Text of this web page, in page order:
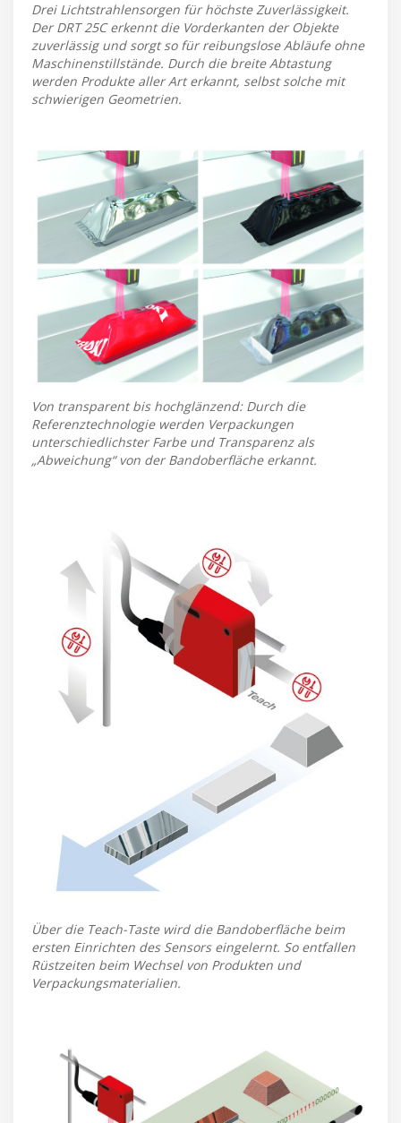
Drei Lichtstrahlensorgen für höchste Zuverlässigkeit.
Der DRT 25C erkennt die Vorderkanten der Objekte
zuverlässig und sorgt so für reibungslose Abläufe ohne
Maschinenstillstände. Durch die breite Abtastung
werden Produkte aller Art erkannt, selbst solche mit
schwierigen Geometrien.
Von transparent bis hochglänzend: Durch die
Referenztechnologie werden Verpackungen
unterschiedlichster Farbe und Transparenz als
„Abweichung“ von der Bandoberfläche erkannt.
Über die Teach-Taste wird die Bandoberfläche beim
ersten Einrichten des Sensors eingelernt. So entfallen
Rüstzeiten beim Wechsel von Produkten und
Verpackungsmaterialien.